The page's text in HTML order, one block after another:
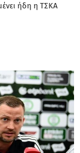
ήδη η ΤΣΚΑ